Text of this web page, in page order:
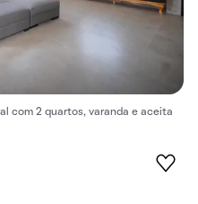
com 2 quartos, varanda e aceita